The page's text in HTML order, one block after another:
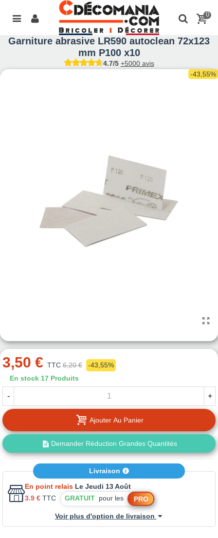
0
Garniture abrasive LR590 autoclean 72x123
mm P100 x10
4.7/5 +5000 avis
-43,55%
3,50 € TTC 6,20 €
-43,55%
En stock 17 Produits
- +
Ajouter Au Panier
Demander Réduction Grandes Quantités
Livraison
En point relais Le Jeudi 13 Août
3.9 € TTC GRATUIT pour les PRO
Voir plus d'option de livraison